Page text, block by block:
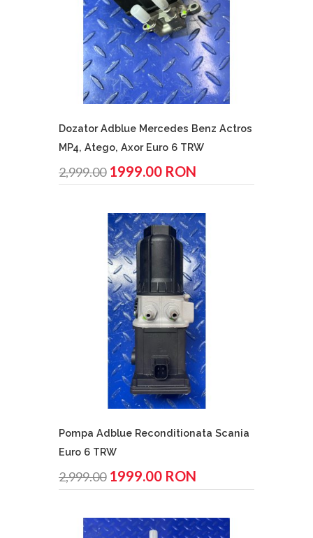
Dozator Adblue Mercedes Benz Actros
MP4, Atego, Axor Euro 6 TRW
2,999.00 1999.00 RON
Pompa Adblue Reconditionata Scania
Euro 6 TRW
2,999.00 1999.00 RON